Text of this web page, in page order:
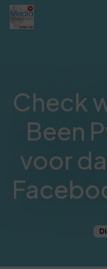
Check
Been
voor